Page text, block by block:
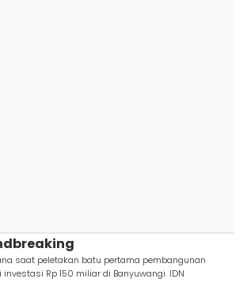
saat peletakan batu pertama pembangunan
Rp 150 miliar di Banyuwangi. IDN